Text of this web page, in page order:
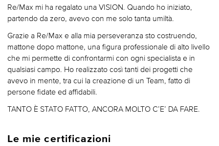
Re/Max mi ha regalato una VISION. Quando ho iniziato,
partendo da zero, avevo con me solo tanta umiltà.
Grazie a Re/Max e alla mia perseveranza sto costruendo,
mattone dopo mattone, una figura professionale di alto livello
che mi permette di confrontarmi con ogni specialista e in
qualsiasi campo. Ho realizzato così tanti dei progetti che
avevo in mente, tra cui la creazione di un Team, fatto di
persone fidate ed affidabili.
TANTO È STATO FATTO, ANCORA MOLTO C’E’ DA FARE.
Le mie certificazioni